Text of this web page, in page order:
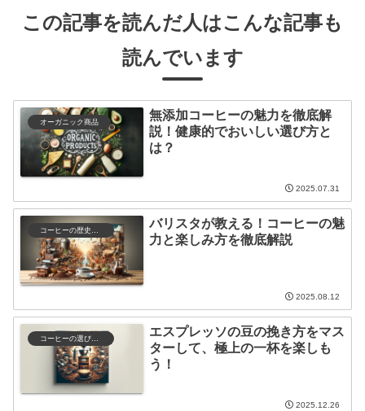
この記事を読んだ人はこんな記事も
読んでいます
オーガニック商品
無添加コーヒーの魅力を徹底解
説！健康的でおいしい選び方と
は？
2025.07.31
コーヒーの歴史と文化
バリスタが教える！コーヒーの魅
力と楽しみ方を徹底解説
2025.08.12
コーヒーの選び方と保存
エスプレッソの豆の挽き方をマス
ターして、極上の一杯を楽しも
う！
2025.12.26